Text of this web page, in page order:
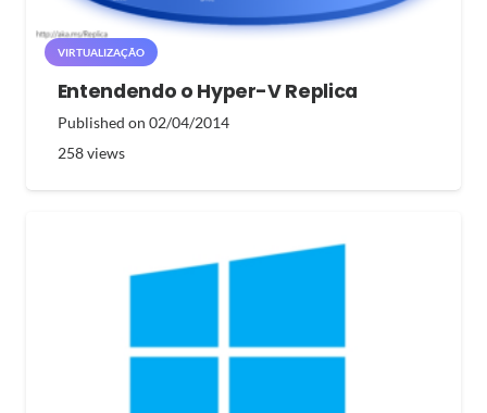
VIRTUALIZAÇÃO
Entendendo o Hyper-V Replica
Published on 02/04/2014
258views